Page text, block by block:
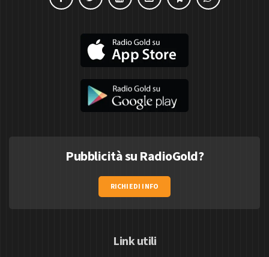
Pubblicità su RadioGold?
RICHIEDI INFO
Link utili